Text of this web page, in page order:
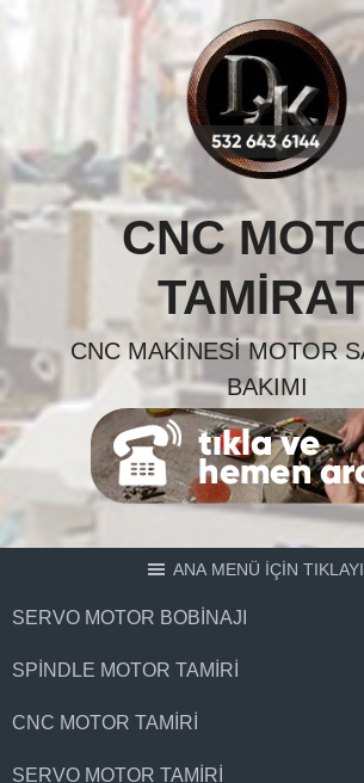
CNC
CNC MAKINESI MOTOR
BAKIMI
ANA MENÜ İÇİN
SERVO MOTOR BOBINAJI
SPINDLE MOTOR TAMIRI
CNC MOTOR TAMIRI
SERVO MOTOR TAMIRI